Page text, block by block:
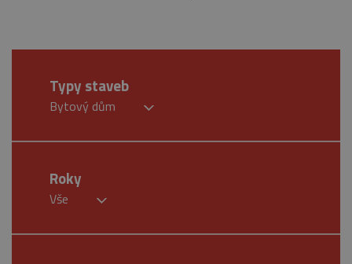
Typy staveb
Bytový dům
Roky
Vše